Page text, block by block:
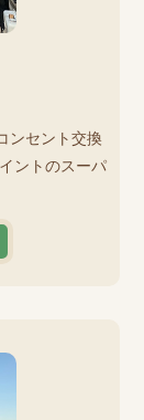
ンセント交換
ントのスーパ